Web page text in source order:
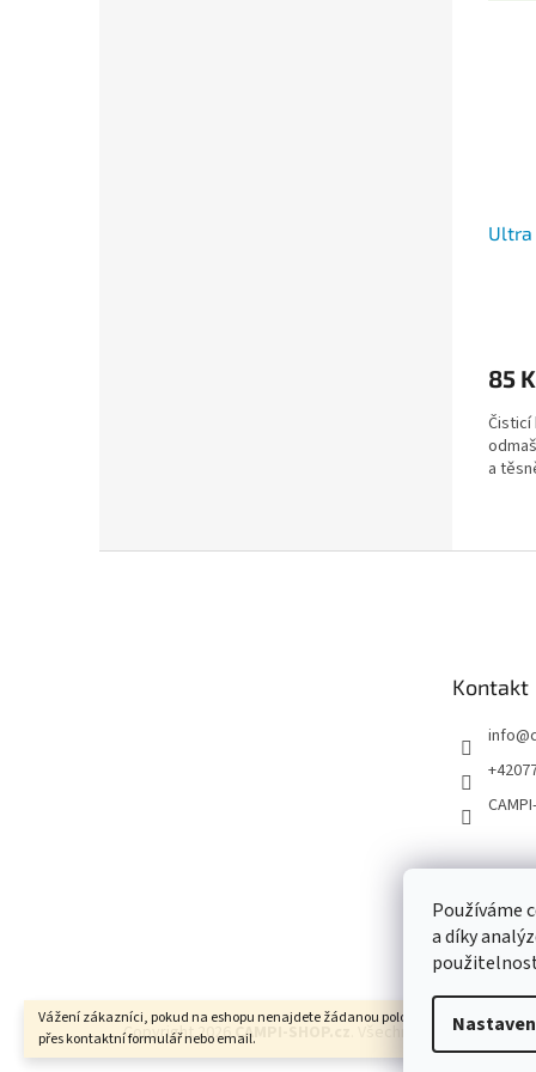
Používáme
a díky
Vážení zákazníci, pokud na eshopu nenajdete žádanou položku, neváhejte ji
přes kontaktní formulář nebo email.
Ultra
85
Čisticí
a
Kontakt
info@
Copyright 2026CAMPI-SHOP.cz . Všechna práva